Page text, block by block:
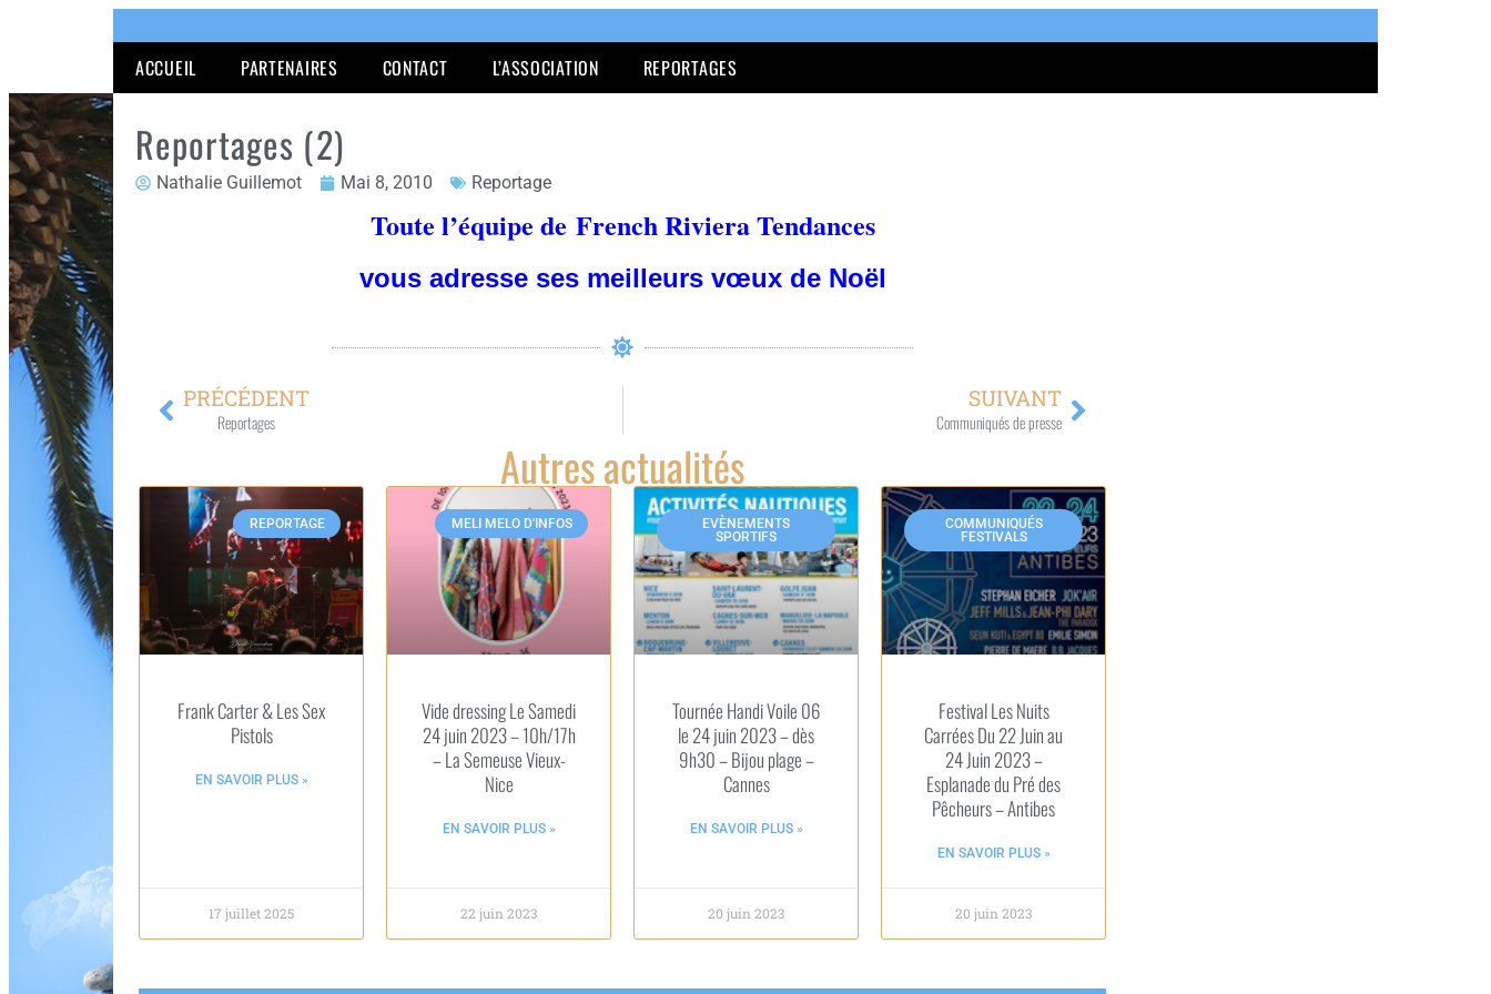
ACCUEIL PARTENAIRES CONTACT L’ASSOCIATION REPORTAGES
Reportages (2)
Nathalie Guillemot Mai 8, 2010 Reportage
Toute l’équipe de French Riviera Tendances
vous adresse ses meilleurs vœux de Noël
PRÉCÉDENT
Reportages
SUIVANT
Communiqués de presse
Autres actualités
REPORTAGE
Frank Carter & Les Sex
Pistols
EN SAVOIR PLUS »
17 juillet 2025
MELI MELO D'INFOS
Vide dressing Le Samedi
24 juin 2023 – 10h/17h
– La Semeuse Vieux-
Nice
EN SAVOIR PLUS »
22 juin 2023
EVÈNEMENTS
SPORTIFS
Tournée Handi Voile 06
le 24 juin 2023 – dès
9h30 – Bijou plage –
Cannes
EN SAVOIR PLUS »
20 juin 2023
COMMUNIQUÉS
FESTIVALS
Festival Les Nuits
Carrées Du 22 Juin au
24 Juin 2023 –
Esplanade du Pré des
Pêcheurs – Antibes
EN SAVOIR PLUS »
20 juin 2023